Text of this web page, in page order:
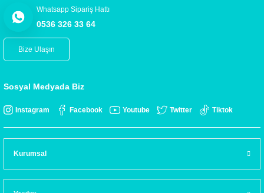
Whatsapp Sipariş Hattı
0536 326 33 64
Bize Ulaşın
Sosyal Medyada Biz
Instagram Facebook Youtube Twitter Tiktok
Kurumsal